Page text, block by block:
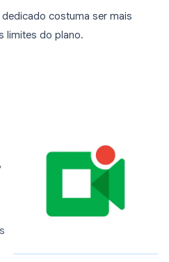
costuma ser mais
limites do plano.